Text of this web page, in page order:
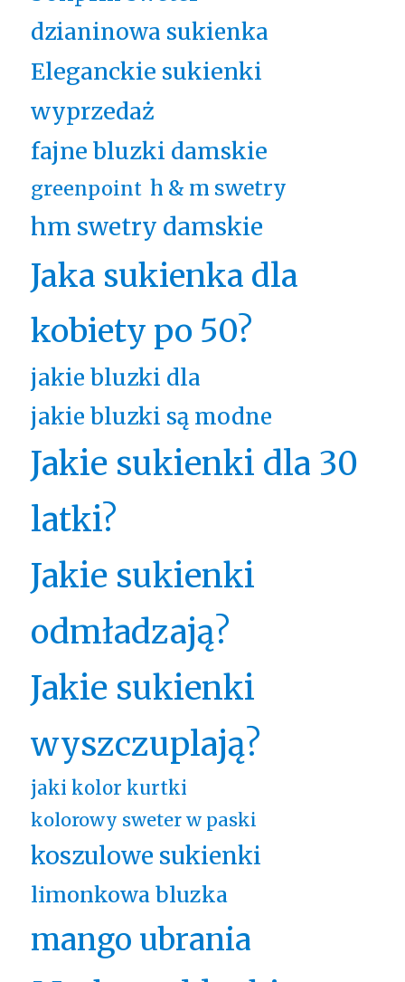
dzianinowa sukienka
Eleganckie sukienki
wyprzedaż
fajne bluzki damskie
greenpoint h & m swetry
hm swetry damskie
Jaka sukienka dla
kobiety po 50?
jakie bluzki dla
jakie bluzki są modne
Jakie sukienki dla 30
latki?
Jakie sukienki
odmładzają?
Jakie sukienki
wyszczuplają?
jaki kolor kurtki
kolorowy sweter w paski
koszulowe sukienki
limonkowa bluzka
mango ubrania